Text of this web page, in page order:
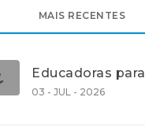
MAIS RECENTES
03 - JUL - 2026